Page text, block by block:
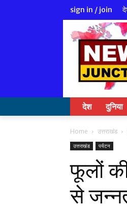
sign in / join
देश दुनिया
Home उत्तराखंड
उत्तराखंड पर्यटन
फूलों
से